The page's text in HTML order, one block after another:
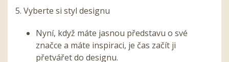
5. Vyberte si styl designu
Nyní, když máte jasnou představu o své
značce a máte inspiraci, je čas začít ji
přetvářet do designu.